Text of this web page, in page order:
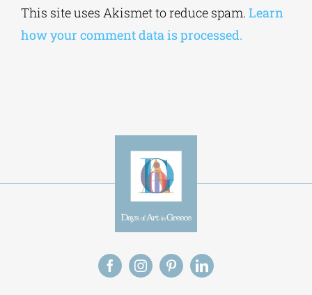
This site uses Akismet to reduce spam. Learn
how your comment data is processed.